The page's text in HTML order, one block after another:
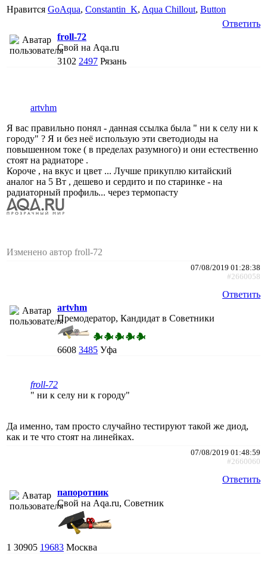
Нравится GoAqua, Constantin_K, Aqua Chillout, Button
Ответить
froll-72
Свой на Aqa.ru
3102 2497 Рязань
artvhm
Я вас правильно понял - данная ссылка была " ни к селу ни к
городу" ? Я и без неё использую эти светодиоды на
повышенном токе ( в пределах разумного) и они естественно
стоят на радиаторе .
Короче , на вкус и цвет ... Лучше прикуплю китайский
аналог на 5 Вт , дешево и сердито и по старинке - на
радиаторный профиль... через термопасту
Изменено автор froll-72
07/08/2019 01:28:38
#2660058
Ответить
artvhm
Премодератор, Кандидат в Советники
6608 3485 Уфа
froll-72
" ни к селу ни к городу"
Да именно, там просто случайно тестируют такой же диод,
как и те что стоят на линейках.
07/08/2019 01:48:59
#2660060
Ответить
папоротник
Свой на Aqa.ru, Советник
1 30905 19683 Москва